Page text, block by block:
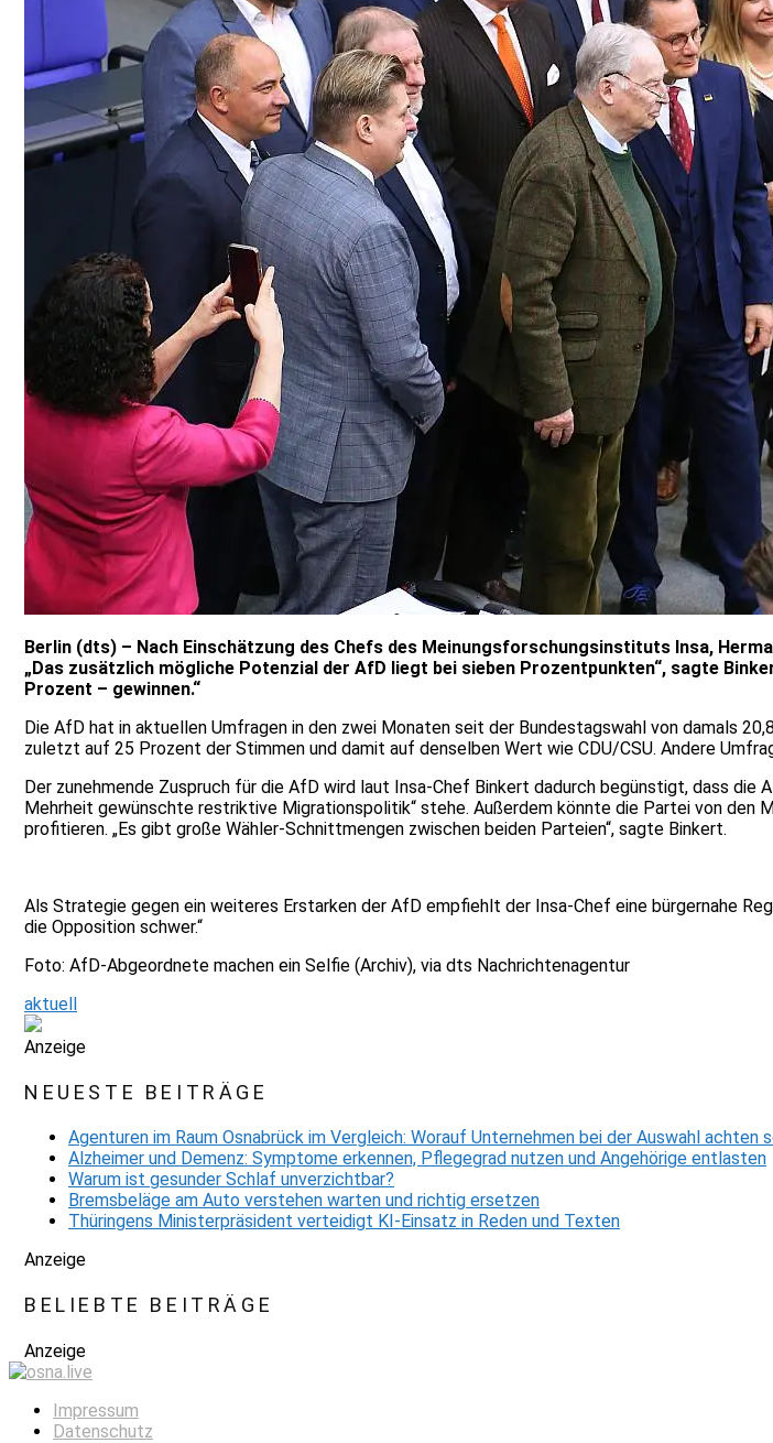
Berlin (dts) – Nach Einschätzung des Chefs des Meinungsforschungsinstituts Insa,
„Das zusätzlich mögliche Potenzial der AfD liegt bei sieben Prozentpunkten“, sagte
Prozent – gewinnen.“
Die AfD hat in aktuellen Umfragen in den zwei Monaten seit der Bundestagswahl von damals
zuletzt auf 25 Prozent der Stimmen und damit auf denselben Wert wie CDU/CSU. Andere
Der zunehmende Zuspruch für die AfD wird laut Insa-Chef Binkert dadurch begünstigt, dass
Mehrheit gewünschte restriktive Migrationspolitik“ stehe. Außerdem könnte die Partei von den
profitieren. „Es gibt große Wähler-Schnittmengen zwischen beiden Parteien“, sagte Binkert.
Als Strategie gegen ein weiteres Erstarken der AfD empfiehlt der Insa-Chef eine bürgernahe
die Opposition schwer.“
Foto: AfD-Abgeordnete machen ein Selfie (Archiv), via dts Nachrichtenagentur
aktuell
Anzeige
NEUESTE BEITRÄGE
Agenturen im Raum Osnabrück im Vergleich: Worauf Unternehmen bei der Auswahl achten
Alzheimer und Demenz: Symptome erkennen, Pflegegrad nutzen und Angehörige entlasten
Warum ist gesunder Schlaf unverzichtbar?
Bremsbeläge am Auto verstehen warten und richtig ersetzen
Thüringens Ministerpräsident verteidigt KI-Einsatz in Reden und Texten
Anzeige
BELIEBTE BEITRÄGE
Anzeige
Impressum
Datenschutz